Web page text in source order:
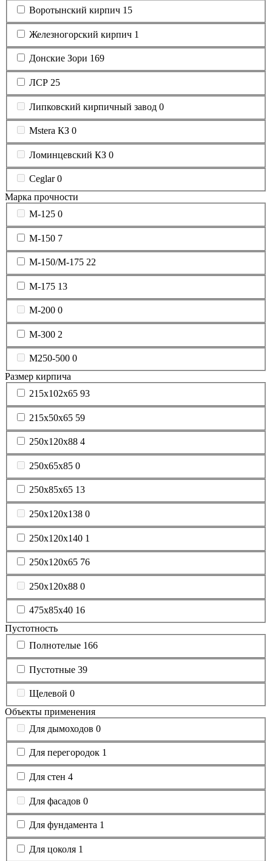
Воротынский кирпич 15
Железногорский кирпич 1
Донские Зори 169
ЛСР 25
Липковский кирпичный завод 0
Mstera КЗ 0
Ломинцевский КЗ 0
Ceglar0
Марка прочности
М-125 0
М-150 7
М-150/M-175 22
М-175 13
М-200 0
М-300 2
М250-500 0
Размер кирпича
215х102х65 93
215х50х65 59
250x120x88 4
250x65x85 0
250x85x65 13
250х120х138 0
250х120х140 1
250х120х65 76
250х120х88 0
475х85х40 16
Пустотность
Полнотелые 166
Пустотные 39
Щелевой 0
Объекты применения
Для дымоходов 0
Для перегородок 1
Для стен 4
Для фасадов 0
Для фундамента 1
Для цоколя 1